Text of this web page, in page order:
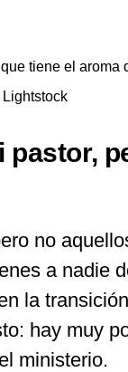
tiene el aroma
Lightstock
no
a nadie
la
hay muy
ministerio.